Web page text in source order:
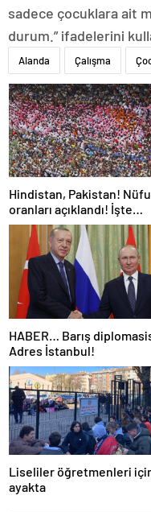
sadece çocuklara ait
durum.” ifadelerini
Alanda Çalışma
Hindistan, Pakistan!
oranları açıklandı! İşte
Dünyanın en kalabalık
Dünya haritası ülkeler!
HABER… Barış
Adres İstanbul!
Liseliler öğretmenleri
ayakta